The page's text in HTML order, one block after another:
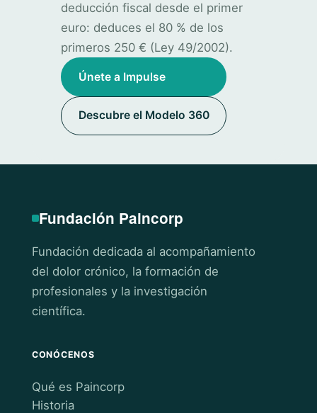
deducción fiscal desde el primer
euro: deduces el 80 % de los
primeros 250 € (Ley 49/2002).
Únete a Impulse
Descubre el Modelo 360
Fundación Paincorp
Fundación dedicada al acompañamiento
del dolor crónico, la formación de
profesionales y la investigación
científica.
CONÓCENOS
Qué es Paincorp
Historia